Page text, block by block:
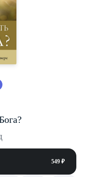
549 ₽